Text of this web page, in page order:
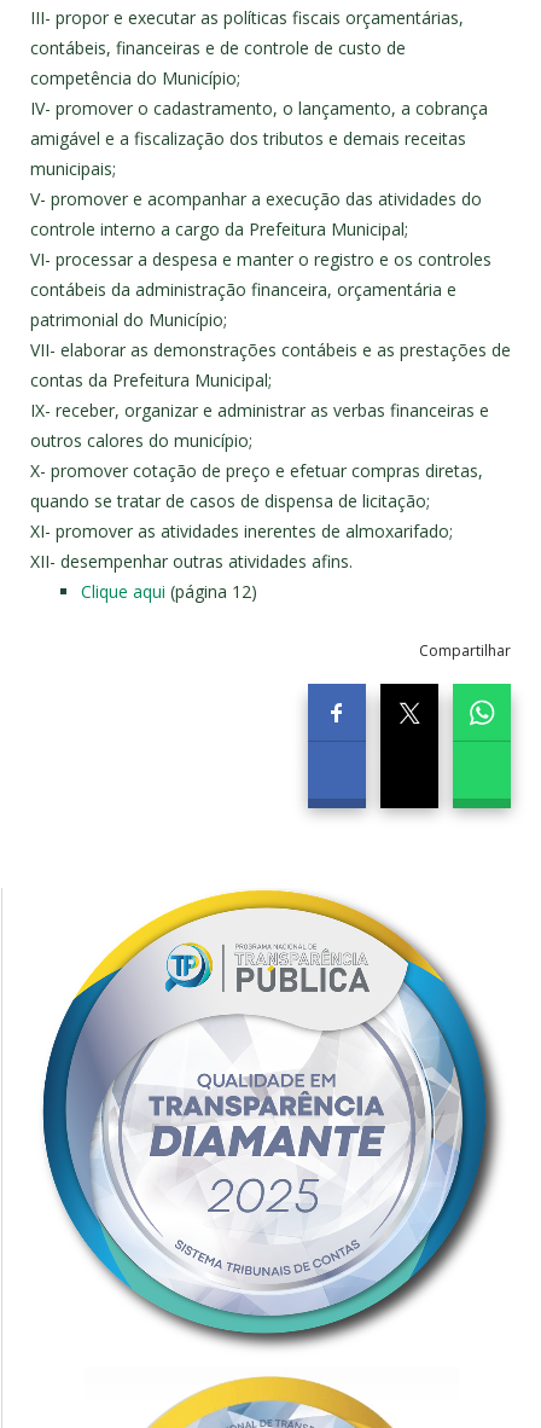
III- propor e executar as políticas fiscais orçamentárias,
contábeis, financeiras e de controle de custo de
competência do Município;
IV- promover o cadastramento, o lançamento, a cobrança
amigável e a fiscalização dos tributos e demais receitas
municipais;
V- promover e acompanhar a execução das atividades do
controle interno a cargo da Prefeitura Municipal;
VI- processar a despesa e manter o registro e os controles
contábeis da administração financeira, orçamentária e
patrimonial do Município;
VII- elaborar as demonstrações contábeis e as prestações de
contas da Prefeitura Municipal;
IX- receber, organizar e administrar as verbas financeiras e
outros calores do município;
X- promover cotação de preço e efetuar compras diretas,
quando se tratar de casos de dispensa de licitação;
XI- promover as atividades inerentes de almoxarifado;
XII- desempenhar outras atividades afins.
Clique aqui (página 12)
Compartilhar